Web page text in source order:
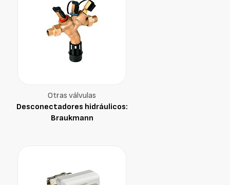
Otras válvulas
Desconectadores hidráulicos:
Braukmann